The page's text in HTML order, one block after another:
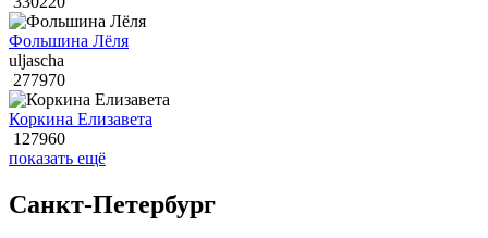
Фольшина Лёля
uljascha
277970
Коркина Елизавета
127960
показать ещё
Санкт-Петербург